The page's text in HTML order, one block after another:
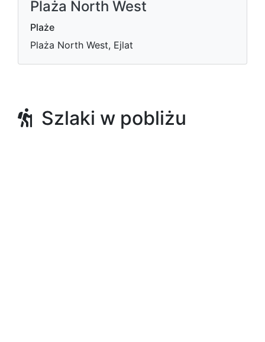
Plaża North West
Plaże
Plaża North West, Ejlat
Szlaki w pobliżu